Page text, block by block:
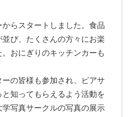
らスタートしました。食品
び、たくさんの方々にお楽
。おにぎりのキッチンカーも
ーの皆様も参加され、ピアサ
知ってもらえるよう活動を
学写真サークルの写真の展示